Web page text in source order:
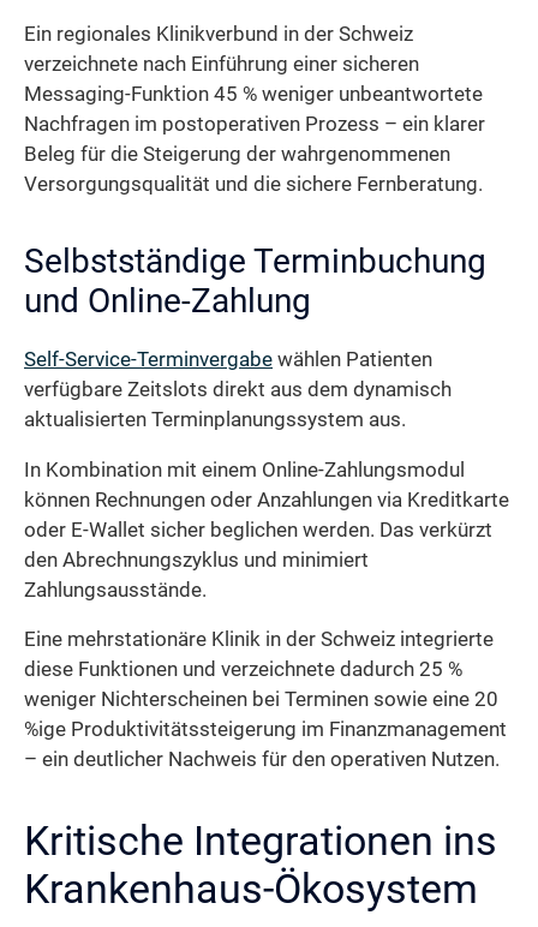
Ein regionales Klinikverbund in der Schweiz
verzeichnete nach Einführung einer sicheren
Messaging-Funktion 45 % weniger unbeantwortete
Nachfragen im postoperativen Prozess – ein klarer
Beleg für die Steigerung der wahrgenommenen
Versorgungsqualität und die sichere Fernberatung.
Selbstständige Terminbuchung
und Online-Zahlung
Self-Service-Terminvergabe wählen Patienten
verfügbare Zeitslots direkt aus dem dynamisch
aktualisierten Terminplanungs­system aus.
In Kombination mit einem Online-Zahlungsmodul
können Rechnungen oder Anzahlungen via Kreditkarte
oder E-Wallet sicher beglichen werden. Das verkürzt
den Abrechnungszyklus und minimiert
Zahlungsausstände.
Eine mehrstationäre Klinik in der Schweiz integrierte
diese Funktionen und verzeichnete dadurch 25 %
weniger Nichterscheinen bei Terminen sowie eine 20
%ige Produktivitätssteigerung im Finanzmanagement
– ein deutlicher Nachweis für den operativen Nutzen.
Kritische Integrationen ins
Krankenhaus-Ökosystem